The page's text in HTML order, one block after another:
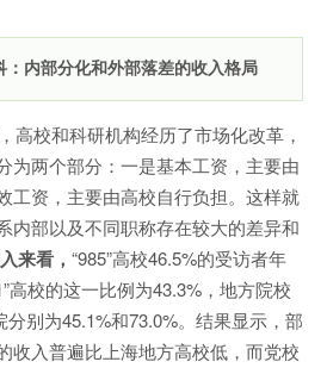
：内部分化和外部落差的收入格局
高校和科研机构经历了市场化改革，
为两个部分：一是基本工资，主要由
工资，主要由高校自行负担。这样就
内部以及不同职称存在较大的差异和
来看， “985”高校46.5%的受访者年
高校的这一比例为43.3%，地方院校
别为45.1%和73.0%。结果显示，部
收入普遍比上海地方高校低，而党校